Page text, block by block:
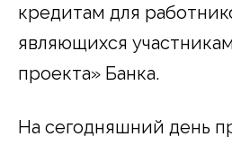
кредитам для
являющихся
проекта» Банка.
На сегодняшний день